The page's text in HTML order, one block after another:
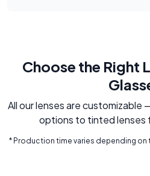
Choose the Right
All our lenses are customizable
options to tinted lenses
* Production time varies depending on